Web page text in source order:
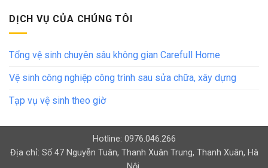
DỊCH VỤ CỦA CHÚNG TÔI
Tổng vệ sinh chuyên sâu không gian Carefull Home
Vệ sinh công nghiệp công trình sau sửa chữa, xây dựng
Tạp vụ vệ sinh theo giờ
Hotline: 0976.046.266
Địa chỉ: Số 47 Nguyễn Tuân, Thanh Xuân Trung, Thanh Xuân, Hà